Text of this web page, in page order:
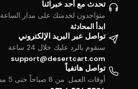
تحدث مع أحد خبرائنا
متواجدون لخدمتك على مدار الساعة
ابدأ المحادثة
تواصل عبر البريد الإلكتروني
سنقوم بالرد عليك خلال 24 ساعة
support@desertcart.com
تواصل هاتفياً
أوقات العمل: من 8 صباحاً حتى 5 مساءً بتوقيت الخليج